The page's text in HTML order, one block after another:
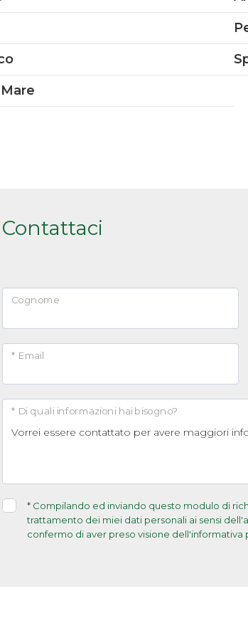
Contattaci
Cognome
* Email
* Di quali informazioni hai bisogno?
* Compilando ed inviando questo modulo di
trattamento dei miei dati personali ai sensi
confermo di aver preso visione dell'informativa